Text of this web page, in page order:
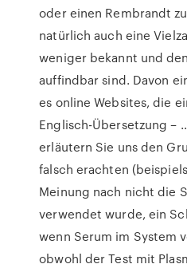
oder einen Rembrandt
natürlich auch eine
weniger bekannt und
auffindbar sind. Davon
es online Websites, die
Englisch-Übersetzung –
erläutern Sie uns den
falsch erachten
Meinung nach nicht die
verwendet wurde, ein
wenn Serum im System
obwohl der Test mit